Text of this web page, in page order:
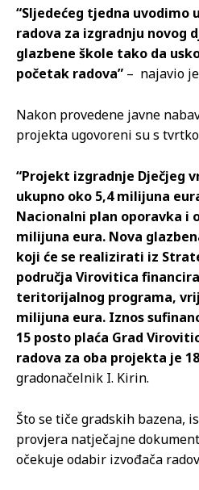
“Sljedećeg tjedna uvodimo
radova za izgradnju novog
glazbene škole tako da
početak radova” – najavio
Nakon provedene javne
projekta ugovoreni su s
“Projekt izgradnje Dječjeg
ukupno oko 5,4 milijuna
Nacionalni plan oporavka i
milijuna eura. Nova
koji će se realizirati iz
područja Virovitica
teritorijalnog programa,
milijuna eura. Iznos
15 posto plaća Grad
radova za oba projekta je
gradonačelnik I. Kirin.
Što se tiče gradskih bazena,
provjera natječajne
očekuje odabir izvođača